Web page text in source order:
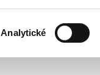
Analytické